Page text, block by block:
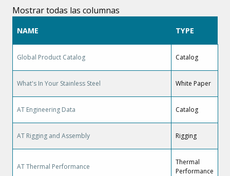
Mostrar todas las columnas
NAME TYPE
Global Product Catalog Catalog
What's In Your Stainless Steel White Paper
AT Engineering Data Catalog
AT Rigging and Assembly Rigging
AT Thermal Performance
Thermal
Performance